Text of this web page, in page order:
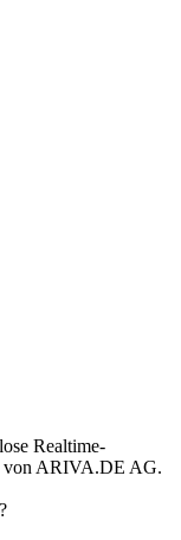
Realtime-
ARIVA.DE AG.